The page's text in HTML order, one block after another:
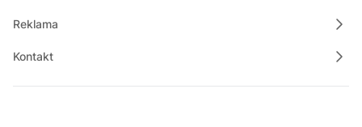
Reklama
Kontakt